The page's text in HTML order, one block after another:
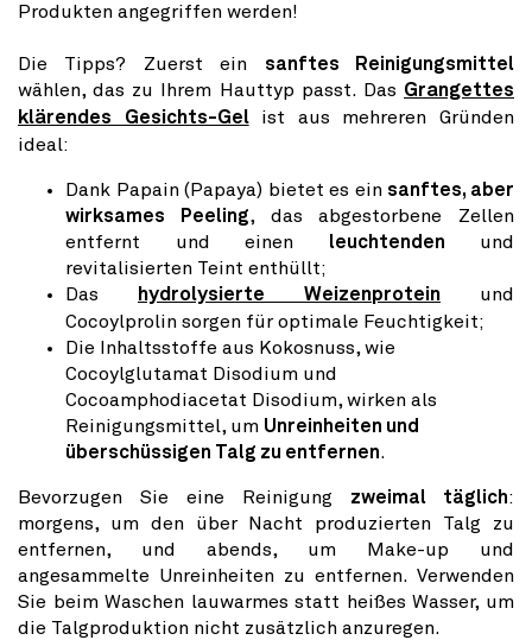
Produkten angegriffen werden!
Die Tipps? Zuerst ein sanftes Reinigungsmittel
wählen, das zu Ihrem Hauttyp passt. Das Grangettes
klärendes Gesichts-Gelist aus mehreren Gründen
ideal:
Dank Papain (Papaya) bietet es ein sanftes, aber
wirksames Peeling, das abgestorbene Zellen
entfernt und einen leuchtenden und
revitalisierten Teint enthüllt;
Das
hydrolysierte Weizenprotein und
Cocoylprolin sorgen für optimale Feuchtigkeit;
Die Inhaltsstoffe aus Kokosnuss, wie
Cocoylglutamat Disodium und
Cocoamphodiacetat Disodium, wirken als
Reinigungsmittel, um Unreinheiten und
überschüssigen Talg zu entfernen.
Bevorzugen Sie eine Reinigung zweimal täglich:
morgens, um den über Nacht produzierten Talg zu
entfernen, und abends, um Make-up und
angesammelte Unreinheiten zu entfernen. Verwenden
Sie beim Waschen lauwarmes statt heißes Wasser, um
die Talgproduktion nicht zusätzlich anzuregen.